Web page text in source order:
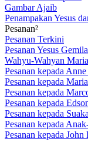
Gambar Ajaib
Penampakan Yesus
Pesanan²
Pesanan Terkini
Pesanan Yesus
Wahyu-Wahyan
Pesanan kepada
Pesanan kepada
Pesanan kepada
Pesanan kepada
Pesanan kepada
Pesanan kepada
Pesanan kepada